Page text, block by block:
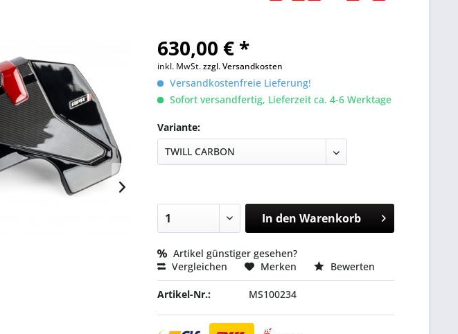
630,00 € *
inkl. MwSt.zzgl. Versandkosten
Versandkostenfreie Lieferung!
Sofort versandfertig, Lieferzeit ca. 4-6 Werktage
Variante:
In den Warenkorb
Artikel günstiger gesehen?
Vergleichen
Merken Bewerten
Artikel-Nr.: MS100234